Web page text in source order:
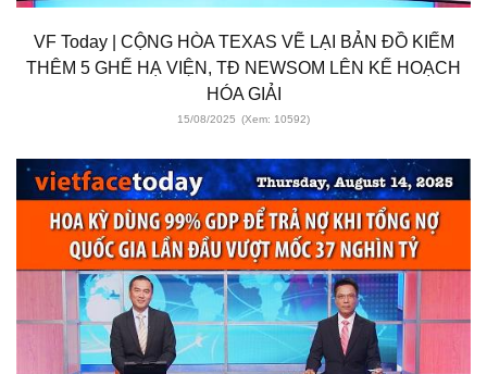
VF Today | CỘNG HÒA TEXAS VẼ LẠI BẢN ĐỒ KIẾM
THÊM 5 GHẾ HẠ VIỆN, TĐ NEWSOM LÊN KẾ HOẠCH
HÓA GIẢI
15/08/2025 (Xem: 10592)